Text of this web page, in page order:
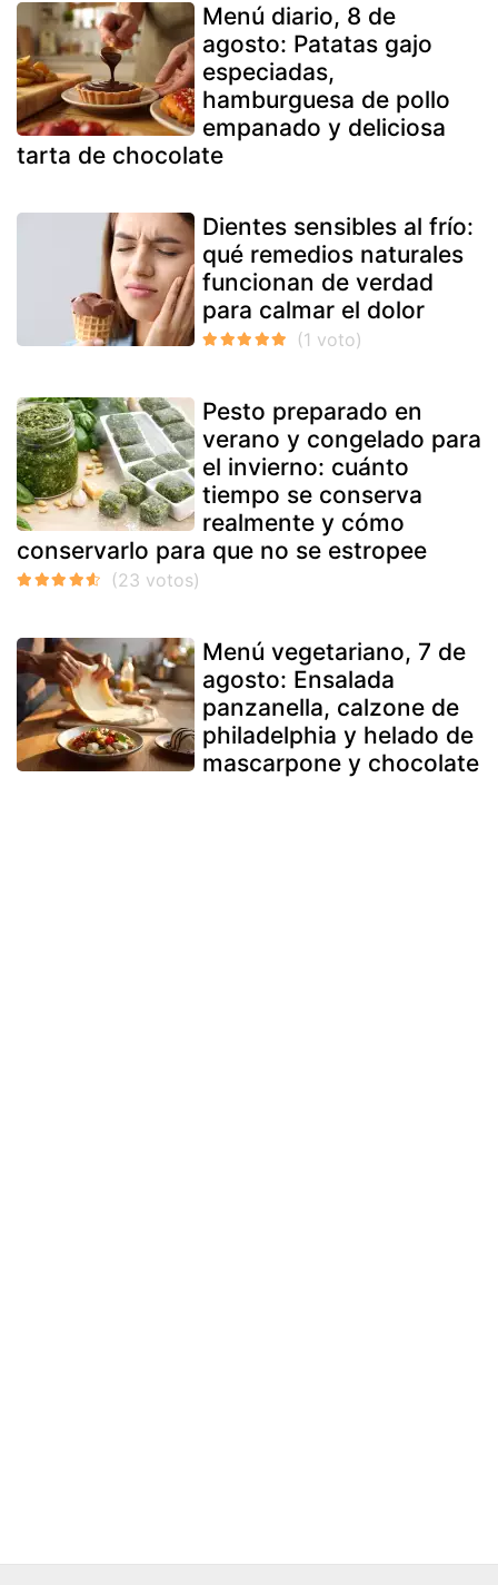
Menú diario, 8 de
agosto: Patatas gajo
especiadas,
hamburguesa de pollo
empanado y deliciosa
tarta de chocolate
Dientes sensibles al frío:
qué remedios naturales
funcionan de verdad
para calmar el dolor
Pesto preparado en
verano y congelado para
el invierno: cuánto
tiempo se conserva
realmente y cómo
conservarlo para que no se estropee
Menú vegetariano, 7 de
agosto: Ensalada
panzanella, calzone de
philadelphia y helado de
mascarpone y chocolate